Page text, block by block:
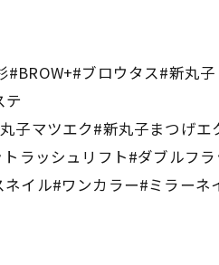
ブロウタス#新丸子
テ
子マツエク#新丸子まつげ
ラッシュリフト#ダブルフ
ネイル#ワンカラー#ミラー